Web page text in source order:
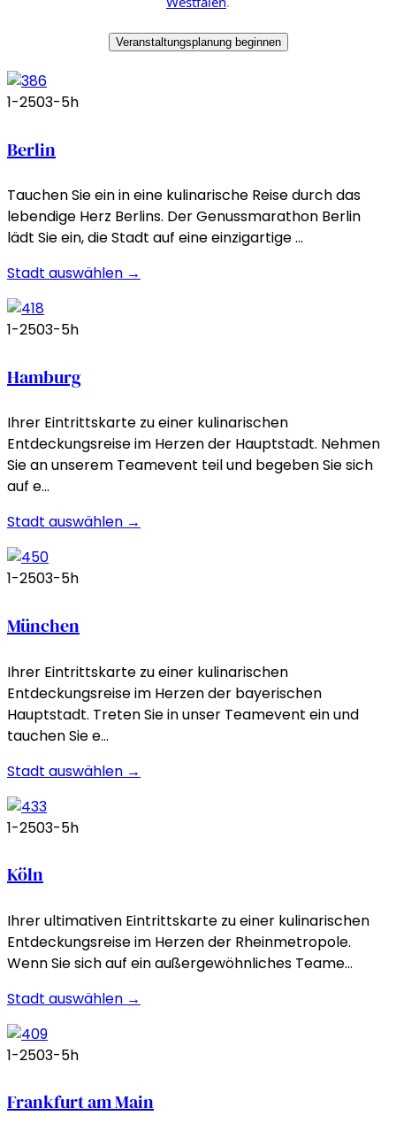
Veranstaltungsplanung beginnen
1-2503-5h
Berlin
Tauchen Sie ein in eine kulinarische Reise durch das
lebendige Herz Berlins. Der Genussmarathon Berlin
lädt Sie ein, die Stadt auf eine einzigartige …
Stadt auswählen →
1-2503-5h
Hamburg
Ihrer Eintrittskarte zu einer kulinarischen
Entdeckungsreise im Herzen der Hauptstadt. Nehmen
Sie an unserem Teamevent teil und begeben Sie sich
auf e…
Stadt auswählen →
1-2503-5h
München
Ihrer Eintrittskarte zu einer kulinarischen
Entdeckungsreise im Herzen der bayerischen
Hauptstadt. Treten Sie in unser Teamevent ein und
tauchen Sie e…
Stadt auswählen →
1-2503-5h
Köln
Ihrer ultimativen Eintrittskarte zu einer kulinarischen
Entdeckungsreise im Herzen der Rheinmetropole.
Wenn Sie sich auf ein außergewöhnliches Teame…
Stadt auswählen →
1-2503-5h
Frankfurt am Main